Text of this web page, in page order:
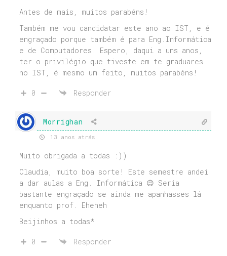
Antes de mais, muitos parabéns!
Também me vou candidatar este ano ao IST, e é
engraçado porque também é para Eng.Informática
e de Computadores. Espero, daqui a uns anos,
ter o privilégio que tiveste em te graduares
no IST, é mesmo um feito, muitos parabéns!
0 Responder
Morrighan
13 anos atrás
Muito obrigada a todas :))
Claudia, muito boa sorte! Este semestre andei
a dar aulas a Eng. Informática 😉 Seria
bastante engraçado se ainda me apanhasses lá
enquanto prof. Eheheh
Beijinhos a todas*
0 Responder